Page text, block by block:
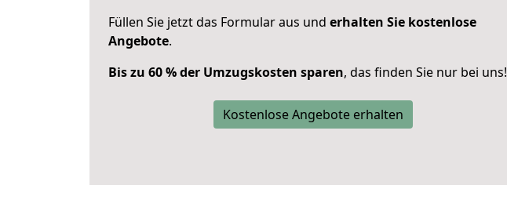
Füllen Sie jetzt das Formular aus und erhalten Sie kostenlose
Angebote.
Bis zu 60 % der Umzugskosten sparen, das finden Sie nur bei uns!
Kostenlose Angebote erhalten